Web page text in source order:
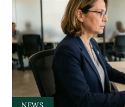
NEWS